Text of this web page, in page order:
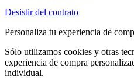
Desistir del contrato
Personaliza tu experiencia de
Sólo utilizamos cookies y otras
experiencia de compra
individual.